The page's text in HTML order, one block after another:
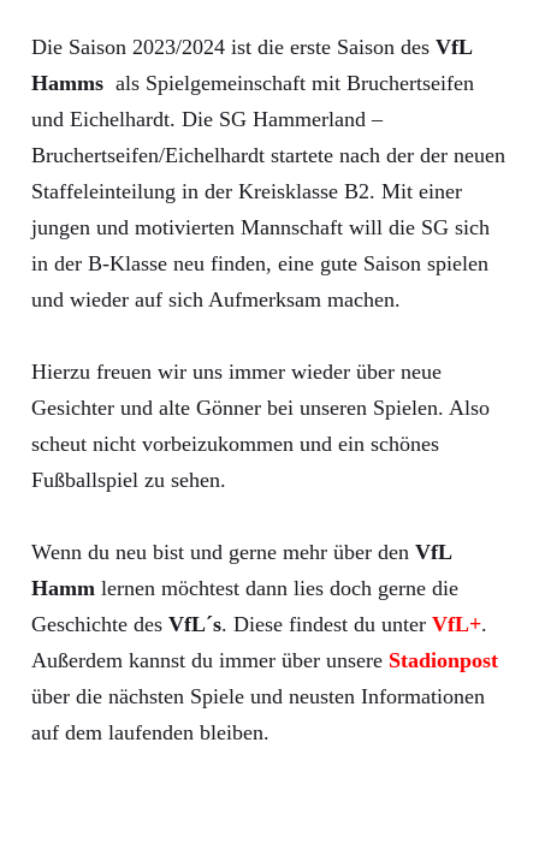
Die Saison 2023/2024 ist die erste Saison des VfL
Hamms als Spielgemeinschaft mit Bruchertseifen
und Eichelhardt. Die SG Hammerland –
Bruchertseifen/Eichelhardt startete nach der der neuen
Staffeleinteilung in der Kreisklasse B2. Mit einer
jungen und motivierten Mannschaft will die SG sich
in der B-Klasse neu finden, eine gute Saison spielen
und wieder auf sich Aufmerksam machen.
Hierzu freuen wir uns immer wieder über neue
Gesichter und alte Gönner bei unseren Spielen. Also
scheut nicht vorbeizukommen und ein schönes
Fußballspiel zu sehen.
Wenn du neu bist und gerne mehr über den VfL
Hamm lernen möchtest dann lies doch gerne die
Geschichte des VfL´s. Diese findest du unter VfL+.
Außerdem kannst du immer über unsere Stadionpost
über die nächsten Spiele und neusten Informationen
auf dem laufenden bleiben.